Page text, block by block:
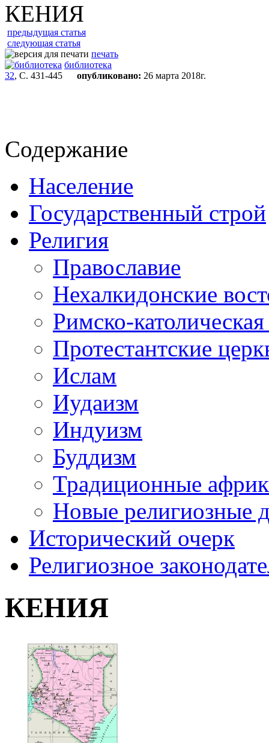
КЕНИЯ
предыдущая статья
следующая статья
печать
библиотека
32, С. 431-445 опубликовано: 26 марта 2018г.
Содержание
Население
Государственный строй
Религия
Православие
Нехалкидонские
Римско-
Протестантские
Ислам
Иудаизм
Индуизм
Буддизм
Традиционные
Новые религиозные
Исторический очерк
Религиозное
КЕНИЯ